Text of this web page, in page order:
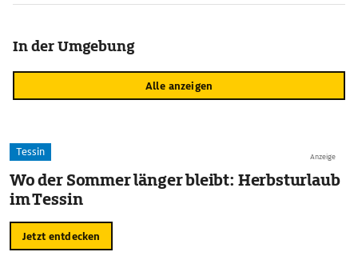
In der Umgebung
Alle anzeigen
Anzeige
Tessin
Wo der Sommer länger bleibt: Herbsturlaub
im Tessin
Jetzt entdecken